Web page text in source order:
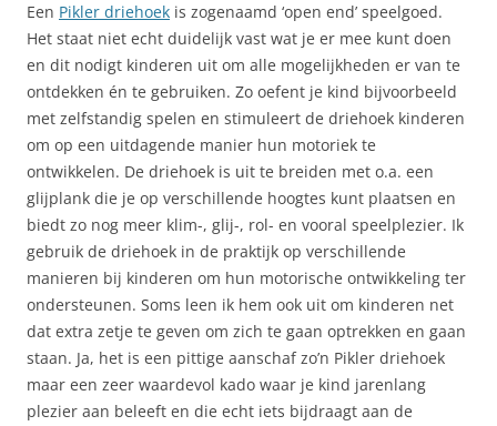
Een Pikler driehoek is zogenaamd ‘open end’ speelgoed.
Het staat niet echt duidelijk vast wat je er mee kunt doen
en dit nodigt kinderen uit om alle mogelijkheden er van te
ontdekken én te gebruiken. Zo oefent je kind bijvoorbeeld
met zelfstandig spelen en stimuleert de driehoek kinderen
om op een uitdagende manier hun motoriek te
ontwikkelen. De driehoek is uit te breiden met o.a. een
glijplank die je op verschillende hoogtes kunt plaatsen en
biedt zo nog meer klim-, glij-, rol- en vooral speelplezier. Ik
gebruik de driehoek in de praktijk op verschillende
manieren bij kinderen om hun motorische ontwikkeling ter
ondersteunen. Soms leen ik hem ook uit om kinderen net
dat extra zetje te geven om zich te gaan optrekken en gaan
staan. Ja, het is een pittige aanschaf zo’n Pikler driehoek
maar een zeer waardevol kado waar je kind jarenlang
plezier aan beleeft en die echt iets bijdraagt aan de